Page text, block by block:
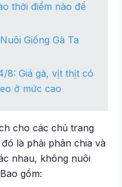
thời điểm nào để
Giống Gà Ta
8: Giá gà, vịt thịt có
ở mức cao
cho các chủ trang
là phải phân chia và
nhau, không nuôi
gồm: